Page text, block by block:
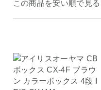
この商品を安い順で見る